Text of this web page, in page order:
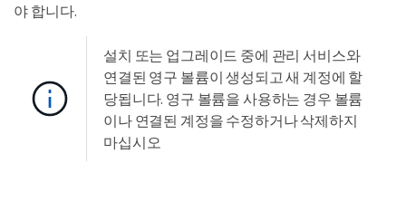
야 합니다.
설치 또는 업그레이드 중에 관리 서비스와
연결된 영구 볼륨이 생성되고 새 계정에 할
당됩니다. 영구 볼륨을 사용하는 경우 볼륨
이나 연결된 계정을 수정하거나 삭제하지
마십시오